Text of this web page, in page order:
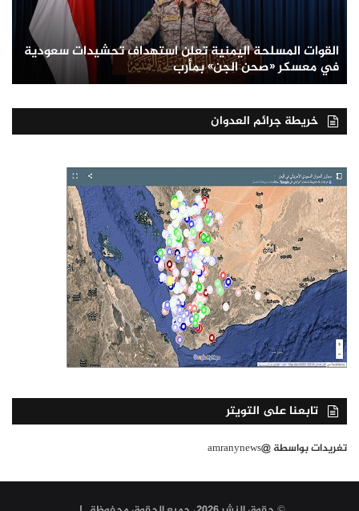
القوات المسلحة اليمنية تعلن استهداف تحشيدات سعودية
في معسكر «صحن الجن» بمأرب
خريطة جرائم العدوان
تابعنا على التويتر
تغريدات بواسطة @amranynews